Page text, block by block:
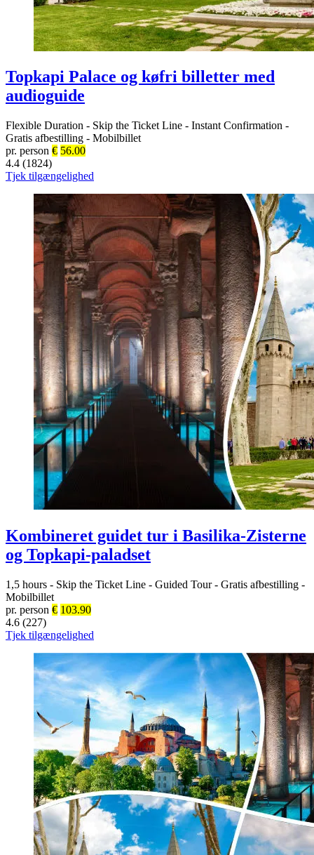
Topkapi Palace og køfri billetter med
audioguide
Flexible Duration - Skip the Ticket Line - Instant Confirmation -
Gratis afbestilling - Mobilbillet
pr. person € 56.00
4.4 (1824)
Tjek tilgængelighed
Kombineret guidet tur i Basilika-Zisterne
og Topkapi-paladset
1,5 hours - Skip the Ticket Line - Guided Tour - Gratis afbestilling -
Mobilbillet
pr. person € 103.90
4.6 (227)
Tjek tilgængelighed